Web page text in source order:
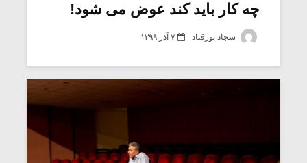
چه کار باید کند عوض می شود!
سجاد پورقناد ۷ آذر ۱۳۹۹